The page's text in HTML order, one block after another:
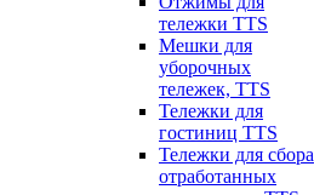
тележки TTS
Мешки для
уборочных
тележек, TTS
Тележки для
гостиниц TTS
Тележки для сбора
отработанных